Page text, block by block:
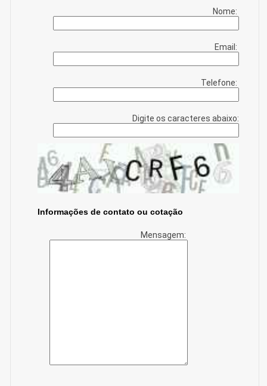
Nome:
Email:
Telefone:
Digite os caracteres abaixo:
Informações de contato ou cotação
Mensagem: